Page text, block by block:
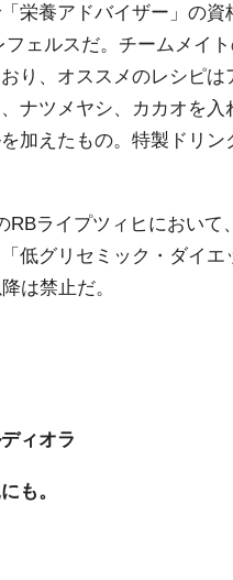
栄養アドバイザー」の資
ェルスだ。チームメイ
り、オススメのレシピは
ナツメヤシ、カカオを入
加えたもの。特製ドリン
ライプツィヒにおいて
低グリセミック・ダイエ
は禁止だ。
ィオラ
も。